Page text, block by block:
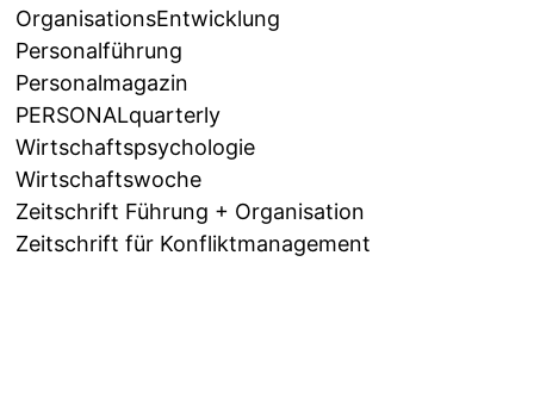
OrganisationsEntwicklung
Personalführung
Personalmagazin
PERSONALquarterly
Wirtschaftspsychologie
Wirtschaftswoche
Zeitschrift Führung + Organisation
Zeitschrift für Konfliktmanagement